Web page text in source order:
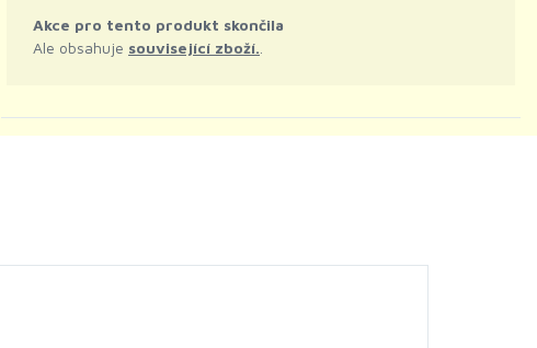
Akce pro tento produkt skončila
Ale obsahuje související zboží.